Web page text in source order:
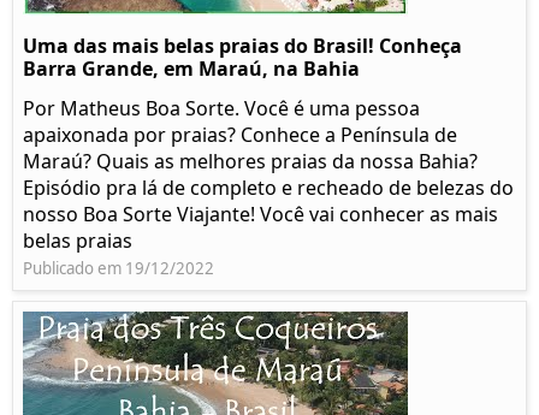
Uma das mais belas praias do Brasil! Conheça
Barra Grande, em Maraú, na Bahia
Por Matheus Boa Sorte. Você é uma pessoa
apaixonada por praias? Conhece a Península de
Maraú? Quais as melhores praias da nossa Bahia?
Episódio pra lá de completo e recheado de belezas do
nosso Boa Sorte Viajante! Você vai conhecer as mais
belas praias
Publicado em 19/12/2022